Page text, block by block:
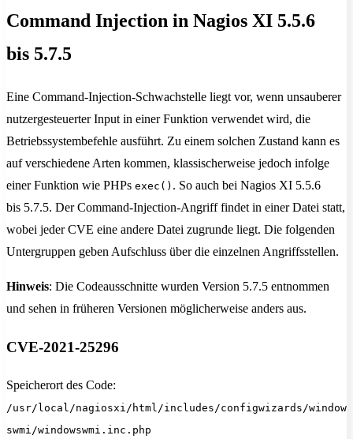
Command Injection in Nagios XI 5.5.6
bis 5.7.5
Eine Command-Injection-Schwachstelle liegt vor, wenn unsauberer
nutzergesteuerter Input in einer Funktion verwendet wird, die
Betriebssystembefehle ausführt. Zu einem solchen Zustand kann es
auf verschiedene Arten kommen, klassischerweise jedoch infolge
einer Funktion wie PHPs exec() . So auch bei Nagios XI 5.5.6
bis 5.7.5. Der Command-Injection-Angriff findet in einer Datei statt,
wobei jeder CVE eine andere Datei zugrunde liegt. Die folgenden
Untergruppen geben Aufschluss über die einzelnen Angriffsstellen.
Hinweis: Die Codeausschnitte wurden Version 5.7.5 entnommen
und sehen in früheren Versionen möglicherweise anders aus.
CVE-2021-25296
Speicherort des Code:
/usr/local/nagiosxi/html/includes/configwizards/window
swmi/windowswmi.inc.php